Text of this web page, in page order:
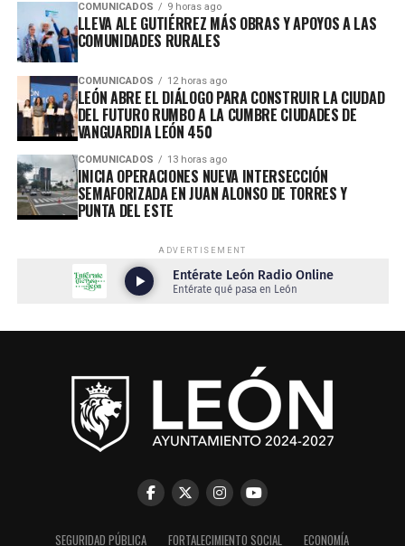
COMUNICADOS 9 horas ago
LLEVA ALE GUTIÉRREZ MÁS OBRAS Y APOYOS A LAS
COMUNIDADES RURALES
COMUNICADOS 12 horas ago
LEÓN ABRE EL DIÁLOGO PARA CONSTRUIR LA CIUDAD
DEL FUTURO RUMBO A LA CUMBRE CIUDADES DE
VANGUARDIA LEÓN 450
COMUNICADOS 13 horas ago
INICIA OPERACIONES NUEVA INTERSECCIÓN
SEMAFORIZADA EN JUAN ALONSO DE TORRES Y
PUNTA DEL ESTE
ADVERTISEMENT
SEGURIDAD PÚBLICA FORTALECIMIENTO SOCIAL ECONOMÍA